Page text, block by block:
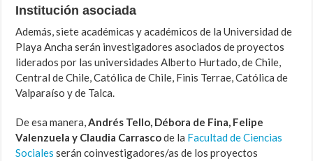
Institución asociada
Además, siete académicas y académicos de la Universidad de
Playa Ancha serán investigadores asociados de proyectos
liderados por las universidades Alberto Hurtado, de Chile,
Central de Chile, Católica de Chile, Finis Terrae, Católica de
Valparaíso y de Talca.
De esa manera,Andrés Tello, Débora de Fina, Felipe
Valenzuela y Claudia Carrascode la Facultad de Ciencias
Sociales serán coinvestigadores/as de los proyectos